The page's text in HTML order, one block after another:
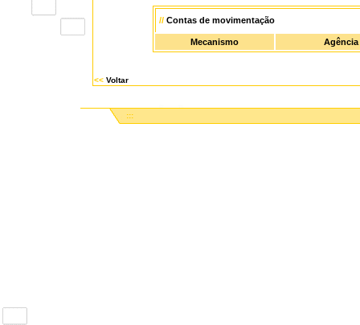
// Contas de movimentação
Mecanismo Agência
<< Voltar
:::